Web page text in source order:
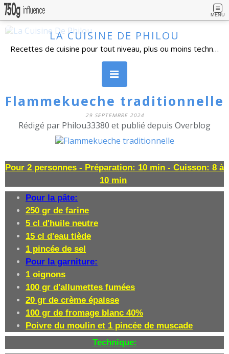
MENU
LA CUISINE DE PHILOU
Recettes de cuisine pour tout niveau, plus ou moins technique, avec beaucoup de détails. Cuisine familiale, simples dans l'ensemble et réalisables par un grand nombre de personnes. Vous pouvez vous inscrire à la newsletter, poser vos questions et laisser un commentaire.
Flammekueche traditionnelle
29 SEPTEMBRE 2024
Rédigé par Philou33380 et publié depuis Overblog
Pour 2 personnes - Préparation: 10 min - Cuisson: 8 à
10 min
Pour la pâte:
250 gr de farine
5 cl d'huile neutre
15 cl d'eau tiède
1 pincée de sel
Pour la garniture:
1 oignons
100 gr d'allumettes fumées
20 gr de crème épaisse
100 gr de fromage blanc 40%
Poivre du moulin et 1 pincée de muscade
Technique: